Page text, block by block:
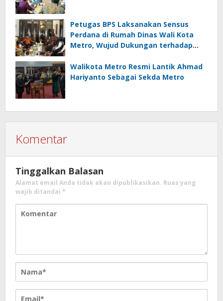
Petugas BPS Laksanakan Sensus
Perdana di Rumah Dinas Wali Kota
Metro, Wujud Dukungan terhadap
Walikota Metro Resmi Lantik Ahmad
Hariyanto Sebagai Sekda Metro
Komentar
Tinggalkan Balasan
Alamat email Anda tidak akan dipublikasikan. Ruas yang
wajib ditandai *